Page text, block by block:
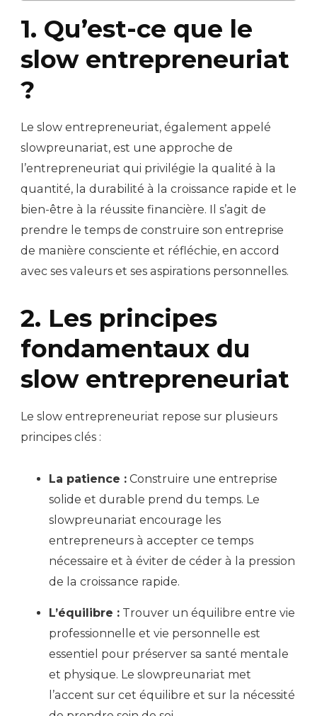
1. Qu’est-ce que le
slow entrepreneuriat
?
Le slow entrepreneuriat, également appelé
slowpreunariat, est une approche de
l’entrepreneuriat qui privilégie la qualité à la
quantité, la durabilité à la croissance rapide et le
bien-être à la réussite financière. Il s’agit de
prendre le temps de construire son entreprise
de manière consciente et réfléchie, en accord
avec ses valeurs et ses aspirations personnelles.
2. Les principes
fondamentaux du
slow entrepreneuriat
Le slow entrepreneuriat repose sur plusieurs
principes clés :
La patience : Construire une entreprise
solide et durable prend du temps. Le
slowpreunariat encourage les
entrepreneurs à accepter ce temps
nécessaire et à éviter de céder à la pression
de la croissance rapide.
L’équilibre : Trouver un équilibre entre vie
professionnelle et vie personnelle est
essentiel pour préserver sa santé mentale
et physique. Le slowpreunariat met
l’accent sur cet équilibre et sur la nécessité